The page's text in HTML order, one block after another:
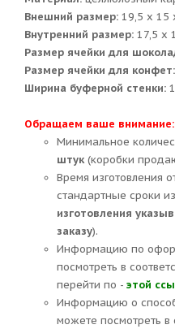
Внешний размер: 19,5 х 15
Внутренний размер: 17,5 х
Размер ячейки для
Размер ячейки для конфет:
Ширина буферной стенки:
Обращаем ваше внимание:
Минимальное
штук(коробки
Время изготовления
стандартные сроки
изготовления
заказу).
Информацию по
посмотреть в
перейти по - этой
Информацию о
можете посмотреть в